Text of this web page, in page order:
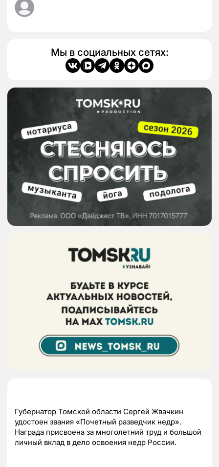
Мы в социальных сетях:
Губернатор Томской области Сергей Жвачкин
удостоен звания «Почетный разведчик недр».
Награда присвоена за многолетний труд и большой
личный вклад в дело освоения недр России.